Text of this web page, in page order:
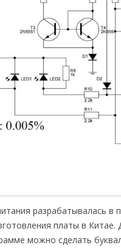
разрабатывалась в
платы в
можно сделать